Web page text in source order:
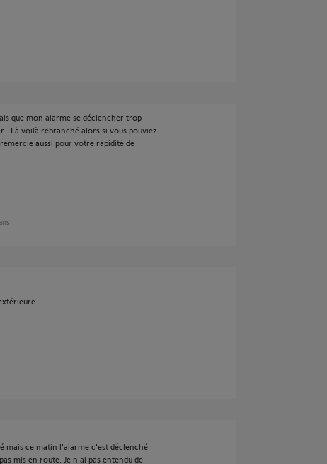
que mon alarme se déclencher trop
. Là voilà rebranché alors si vous pouviez
aussi pour votre rapidité de
mais ce matin l'alarme c'est déclenché
mis en route. Je n'ai pas entendu de